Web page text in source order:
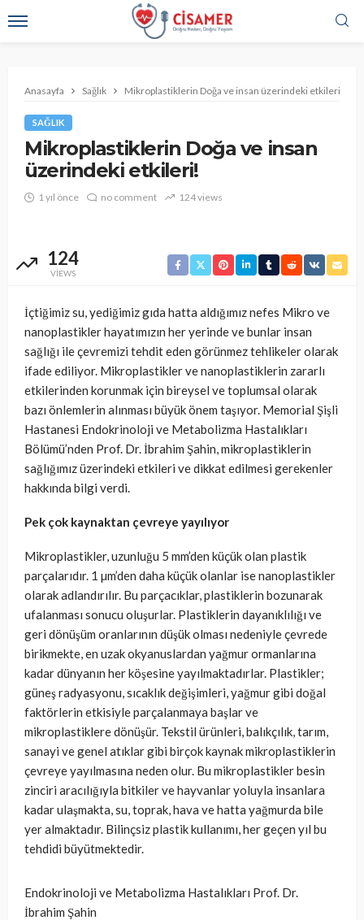
Anasayfa Sağlık Mikroplastiklerin Doğa ve insan üzerindeki etkileri!
SAĞLIK
Mikroplastiklerin Doğa ve insan
üzerindeki etkileri!
1 yıl önce no comment 124 views
124
VIEWS
İçtiğimiz su, yediğimiz gıda hatta aldığımız nefes Mikro ve
nanoplastikler hayatımızın her yerinde ve bunlar insan
sağlığı ile çevremizi tehdit eden görünmez tehlikeler olarak
ifade ediliyor. Mikroplastikler ve nanoplastiklerin zararlı
etkilerinden korunmak için bireysel ve toplumsal olarak
bazı önlemlerin alınması büyük önem taşıyor. Memorial Şişli
Hastanesi Endokrinoloji ve Metabolizma Hastalıkları
Bölümü’nden Prof. Dr. İbrahim Şahin, mikroplastiklerin
sağlığımız üzerindeki etkileri ve dikkat edilmesi gerekenler
hakkında bilgi verdi.
Pek çok kaynaktan çevreye yayılıyor
Mikroplastikler, uzunluğu 5 mm’den küçük olan plastik
parçalarıdır. 1 µm’den daha küçük olanlar ise nanoplastikler
olarak adlandırılır. Bu parçacıklar, plastiklerin bozunarak
ufalanması sonucu oluşurlar. Plastiklerin dayanıklılığı ve
geri dönüşüm oranlarının düşük olması nedeniyle çevrede
birikmekte, en uzak okyanuslardan yağmur ormanlarına
kadar dünyanın her köşesine yayılmaktadırlar. Plastikler;
güneş radyasyonu, sıcaklık değişimleri, yağmur gibi doğal
faktörlerin etkisiyle parçalanmaya başlar ve
mikroplastiklere dönüşür. Tekstil ürünleri, balıkçılık, tarım,
sanayi ve genel atıklar gibi birçok kaynak mikroplastiklerin
çevreye yayılmasına neden olur. Bu mikroplastikler besin
zinciri aracılığıyla bitkiler ve hayvanlar yoluyla insanlara
kadar ulaşmakta, su, toprak, hava ve hatta yağmurda bile
yer almaktadır. Bilinçsiz plastik kullanımı, her geçen yıl bu
tehdidi büyütmektedir.
Endokrinoloji ve Metabolizma Hastalıkları Prof. Dr.
İbrahim Şahin